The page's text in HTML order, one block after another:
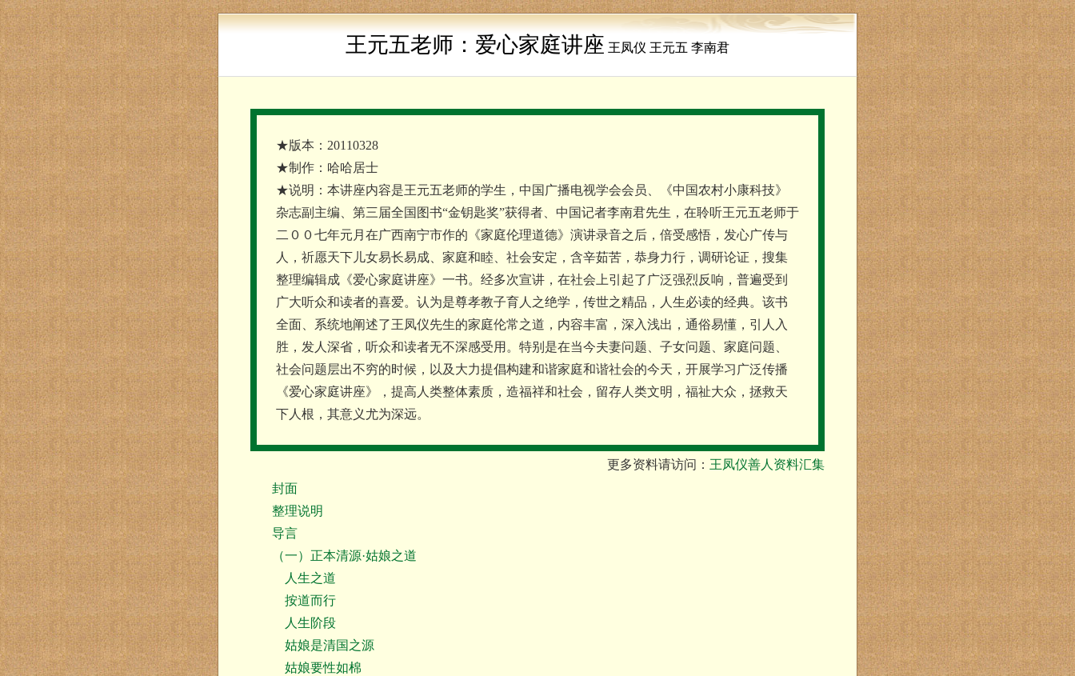
王元五老师：爱心家庭讲座 王凤仪 王元五 李南君
★版本：20110328
★制作：哈哈居士
★说明：本讲座内容是王元五老师的学生，中国广播电视学会会员、《中国农村小康科技》
杂志副主编、第三届全国图书“金钥匙奖”获得者、中国记者李南君先生，在聆听王元五老师于
二００七年元月在广西南宁市作的《家庭伦理道德》演讲录音之后，倍受感悟，发心广传与
人，祈愿天下儿女易长易成、家庭和睦、社会安定，含辛茹苦，恭身力行，调研论证，搜集
整理编辑成《爱心家庭讲座》一书。经多次宣讲，在社会上引起了广泛强烈反响，普遍受到
广大听众和读者的喜爱。认为是尊孝教子育人之绝学，传世之精品，人生必读的经典。该书
全面、系统地阐述了王凤仪先生的家庭伦常之道，内容丰富，深入浅出，通俗易懂，引人入
胜，发人深省，听众和读者无不深感受用。特别是在当今夫妻问题、子女问题、家庭问题、
社会问题层出不穷的时候，以及大力提倡构建和谐家庭和谐社会的今天，开展学习广泛传播
《爱心家庭讲座》，提高人类整体素质，造福祥和社会，留存人类文明，福祉大众，拯救天
下人根，其意义尤为深远。
更多资料请访问： 王凤仪善人资料汇集
封面
整理说明
导言
（一）正本清源·姑娘之道
人生之道
按道而行
人生阶段
姑娘是清国之源
姑娘要性如棉